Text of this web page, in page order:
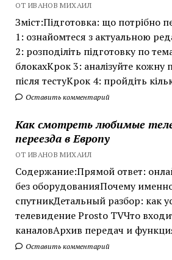
ОТ ИВАНОВ МИХАИЛ
Зміст:Підготовка: що потрібно
1: ознайомтеся з актуальною
2: розподіліть підготовку по
блокахКрок 3: аналізуйте кожну
після тестуКрок 4: пройдіть
Оставить комментарий
Как смотреть любимые
переезда в Европу
ОТ ИВАНОВ МИХАИЛ
Содержание:Прямой ответ:
без оборудованияПочему
спутникДетальный разбор: как
телевидение Prosto TVЧто
каналовАрхив передач и
Оставить комментарий